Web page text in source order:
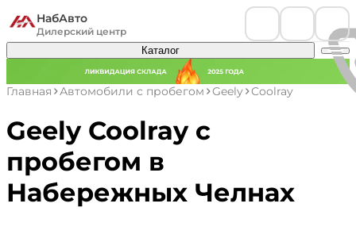
НабАвто
Дилерский центр
Каталог
Главная Автомобили с пробегом Geely Coolray
Geely Coolray с
пробегом в
Набережных Челнах